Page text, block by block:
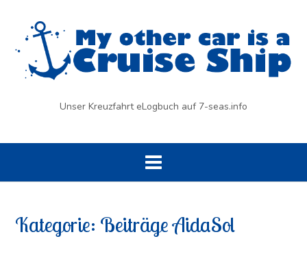
content
Unser Kreuzfahrt eLogbuch auf 7-seas.info
Kategorie: Beiträge AidaSol